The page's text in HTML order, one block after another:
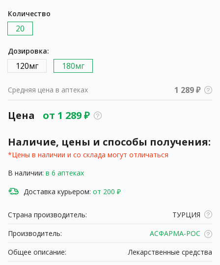
Количество
20
Дозировка:
120мг 180мг
Средняя цена в аптеках 1 289 ₽
Цена от 1 289₽
Наличие, цены и способы получения:
*Цены в наличии и со склада могут отличаться
В наличии: в 6 аптеках
Доставка курьером: от 200 ₽
Страна производитель:
ТУРЦИЯ
Производитель:
АСФАРМА-РОС
Общее описание:
Лекарственные средства